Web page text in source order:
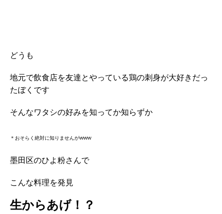
どうも
地元で飲食店を友達とやっている鶏の刺身が大好きだっ
たぼくです
そんなワタシの好みを知ってか知らずか
＊おそらく絶対に知りませんがwww
墨田区のひよ粉さんで
こんな料理を発見
生からあげ！？